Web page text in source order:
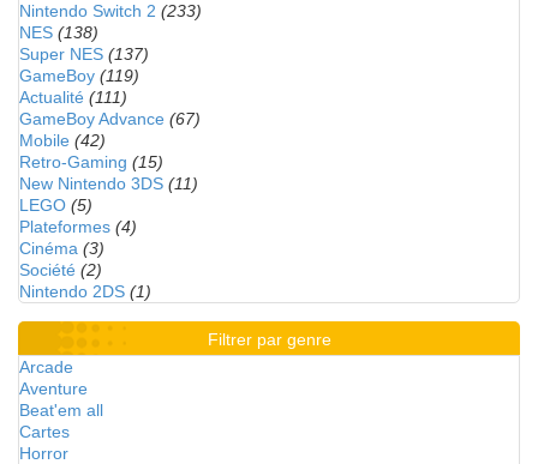
Nintendo Switch 2 (233)
NES (138)
Super NES (137)
GameBoy (119)
Actualité (111)
GameBoy Advance (67)
Mobile (42)
Retro-Gaming (15)
New Nintendo 3DS (11)
LEGO (5)
Plateformes (4)
Cinéma (3)
Société (2)
Nintendo 2DS (1)
Filtrer par genre
Arcade
Aventure
Beat'em all
Cartes
Horror